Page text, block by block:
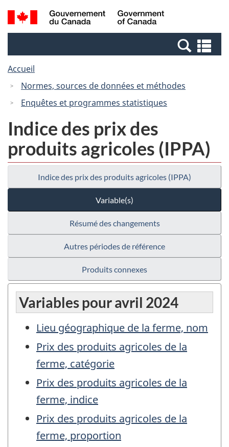
Passer
au
Passer
à
Canada
Recherche
et
et
Accueil
Normes, sources de données et méthodes
Enquêtes et programmes statistiques
Indice des prix des
produits agricoles (IPPA)
Indice des prix des produits agricoles (IPPA)
Variable(s)
Résumé des changements
Autres périodes de référence
Produits connexes
Variables pour avril 2024
Lieu géographique de la ferme, nom
Prix des produits agricoles de la
ferme, catégorie
Prix des produits agricoles de la
ferme, indice
Prix des produits agricoles de la
ferme, proportion